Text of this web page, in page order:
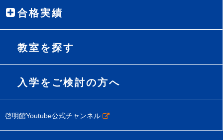
合格実績
教室を探す
入学をご検討の方へ
啓明館Youtube公式チャンネル